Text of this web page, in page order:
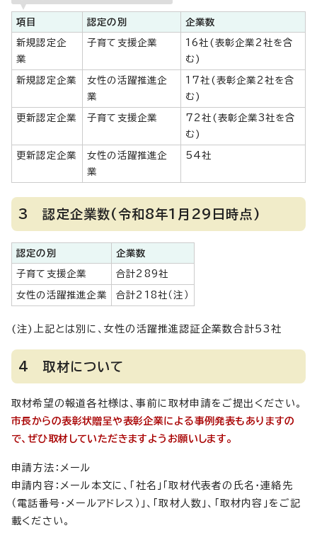
項目 認定の別 企業数
新規認定企
業
子育て支援企業
16社(表彰企業2社を含
む)
新規認定企業
女性の活躍推進企
業
17社(表彰企業2社を含
む)
更新認定企業 子育て支援企業
72社(表彰企業3社を含
む)
更新認定企業
女性の活躍推進企
業
54社
3 認定企業数(令和8年1月29日時点)
認定の別 企業数
子育て支援企業 合計289社
女性の活躍推進企業 合計218社（注）
(注)上記とは別に、女性の活躍推進認証企業数合計53社
4 取材について
取材希望の報道各社様は、事前に取材申請をご提出ください。
市長からの表彰状贈呈や表彰企業による事例発表もありますの
で、ぜひ取材していただきますようお願いします。
申請方法：メール
申請内容：メール本文に、「社名」「取材代表者の氏名・連絡先
（電話番号・メールアドレス）」、「取材人数」、「取材内容」をご記
載ください。